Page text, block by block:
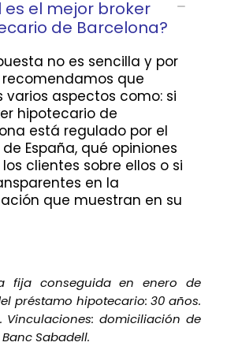
es el mejor broker
de Barcelona?
no es sencilla y por
que
varios aspectos como: si
hipotecario de
está regulado por el
España, qué opiniones
clientes sobre ellos o si
en la
que muestran en su
fija conseguida en enero de
préstamo hipotecario: 30 años.
Vinculaciones: domiciliación de
Sabadell.